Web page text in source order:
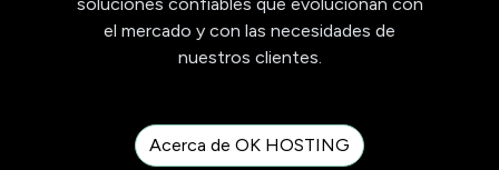
el mercado y con las necesidades de
nuestros clientes.
Acerca de OK HOSTING